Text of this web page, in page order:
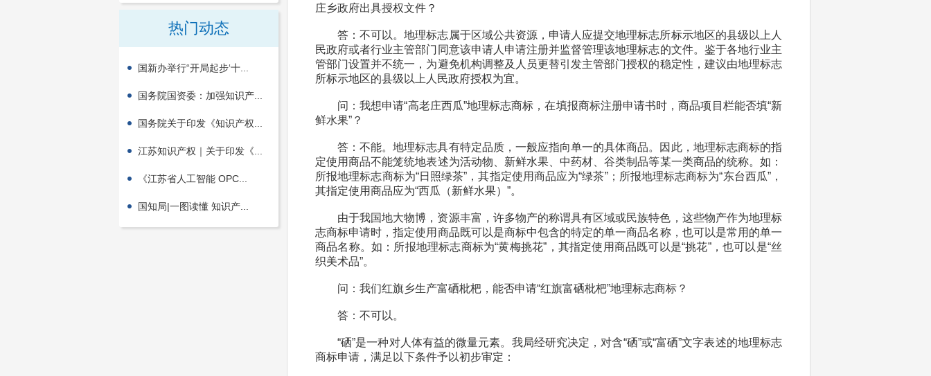
热门动态
国新办举行“开局起步‘十...
国务院国资委：加强知识产...
国务院关于印发《知识产权...
江苏知识产权｜关于印发《...
《江苏省人工智能 OPC...
国知局|一图读懂 知识产...
庄乡政府出具授权文件？
答：不可以。地理标志属于区域公共资源，申请人应提交地理标志所标示地区的县级以上人
民政府或者行业主管部门同意该申请人申请注册并监督管理该地理标志的文件。鉴于各地行业主
管部门设置并不统一，为避免机构调整及人员更替引发主管部门授权的稳定性，建议由地理标志
所标示地区的县级以上人民政府授权为宜。
问：我想申请“高老庄西瓜”地理标志商标，在填报商标注册申请书时，商品项目栏能否填“新
鲜水果”？
答：不能。地理标志具有特定品质，一般应指向单一的具体商品。因此，地理标志商标的指
定使用商品不能笼统地表述为活动物、新鲜水果、中药材、谷类制品等某一类商品的统称。如：
所报地理标志商标为“日照绿茶”，其指定使用商品应为“绿茶”；所报地理标志商标为“东台西瓜”，
其指定使用商品应为“西瓜（新鲜水果）”。
由于我国地大物博，资源丰富，许多物产的称谓具有区域或民族特色，这些物产作为地理标
志商标申请时，指定使用商品既可以是商标中包含的特定的单一商品名称，也可以是常用的单一
商品名称。如：所报地理标志商标为“黄梅挑花”，其指定使用商品既可以是“挑花”，也可以是“丝
织美术品”。
问：我们红旗乡生产富硒枇杷，能否申请“红旗富硒枇杷”地理标志商标？
答：不可以。
“硒”是一种对人体有益的微量元素。我局经研究决定，对含“硒”或“富硒”文字表述的地理标志
商标申请，满足以下条件予以初步审定：